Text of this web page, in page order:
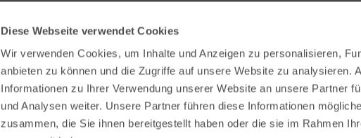
Diese Webseite verwendet Cookies
Wir verwenden Cookies, um Inhalte und Anzeigen zu personalisieren,
anbieten zu können und die Zugriffe auf unsere Website zu analysieren.
Informationen zu Ihrer Verwendung unserer Website an unsere Partner
und Analysen weiter. Unsere Partner führen diese Informationen
zusammen, die Sie ihnen bereitgestellt haben oder die sie im Rahmen
Carl-Oelemann-Weg 5
Tel:+49 6032 782-200
Fax: +49 6032 782-220
Carl-
Tel: +49 6032
Fax: +49 6032